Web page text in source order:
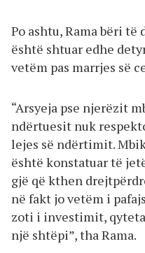
Po ashtu, Rama bëri
është shtuar edhe
vetëm pas marrjes së
“Arsyeja pse njerëzit
ndërtuesit nuk
lejes së ndërtimit.
është konstatuar të
gjë që kthen
në fakt jo vetëm i
zoti i investimit,
një shtëpi”, tha Rama.